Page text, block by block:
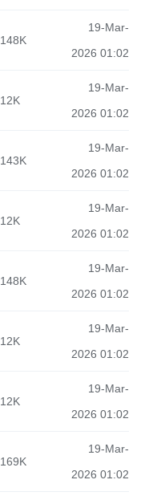
148K
19-Mar-
2026 01:02
12K
19-Mar-
2026 01:02
143K
19-Mar-
2026 01:02
12K
19-Mar-
2026 01:02
148K
19-Mar-
2026 01:02
12K
19-Mar-
2026 01:02
12K
19-Mar-
2026 01:02
169K
19-Mar-
2026 01:02